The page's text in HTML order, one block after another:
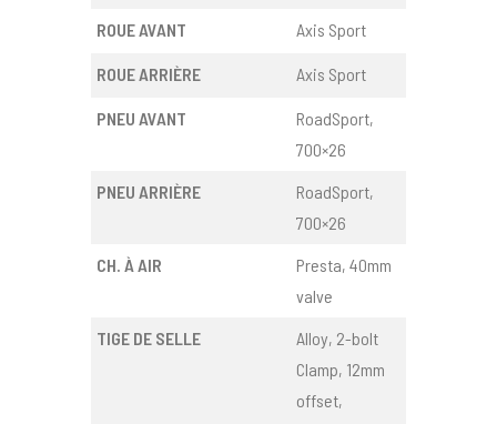
ROUE AVANT
Axis Sport
ROUE ARRIÈRE Axis Sport
PNEU AVANT
RoadSport,
700×26
PNEU ARRIÈRE
RoadSport,
700×26
CH. À AIR
Presta, 40mm
valve
TIGE DE SELLE
Alloy, 2-bolt
Clamp, 12mm
offset,